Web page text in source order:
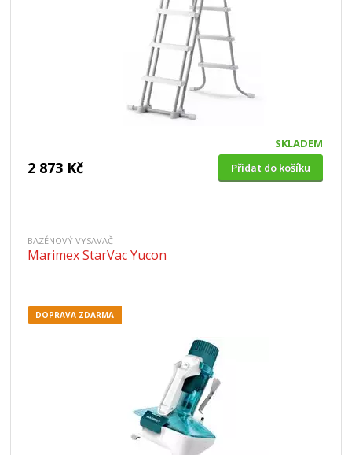
SKLADEM
2 873 Kč Přidat do košíku
BAZÉNOVÝ VYSAVAČ
Marimex StarVac Yucon
DOPRAVA ZDARMA